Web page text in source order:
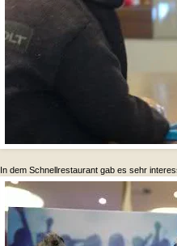
In dem Schnellrestaurant gab es sehr